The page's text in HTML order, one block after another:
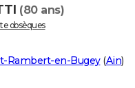
(80 ans)
obsèques
Rambert-en-Bugey(Ain)